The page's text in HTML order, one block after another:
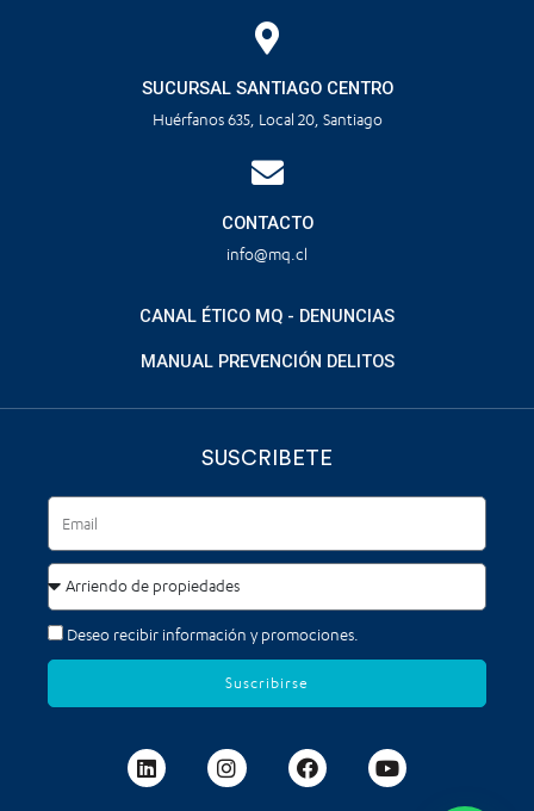
SUCURSAL SANTIAGO CENTRO
Huérfanos 635, Local 20, Santiago
CONTACTO
info@mq.cl
CANAL ÉTICO MQ - DENUNCIAS
MANUAL PREVENCIÓN DELITOS
SUSCRIBETE
Deseo recibir información y promociones.
Suscribirse